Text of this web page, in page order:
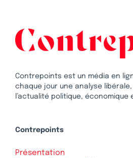
Contrepoints est un média en
chaque jour une analyse
l’actualité politique, économique
Contrepoints
Présentation